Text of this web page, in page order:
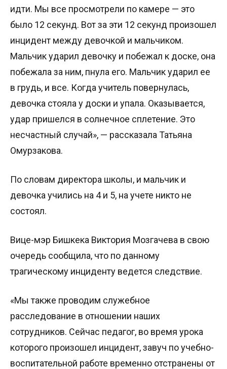
идти. Мы все просмотрели по камере — это
было 12 секунд. Вот за эти 12 секунд произошел
инцидент между девочкой и мальчиком.
Мальчик ударил девочку и побежал к доске, она
побежала за ним, пнула его. Мальчик ударил ее
в грудь, и все. Когда учитель повернулась,
девочка стояла у доски и упала. Оказывается,
удар пришелся в солнечное сплетение. Это
несчастный случай», — рассказала Татьяна
Омурзакова.
По словам директора школы, и мальчик и
девочка учились на 4 и 5, на учете никто не
состоял.
Вице-мэр Бишкека Виктория Мозгачева в свою
очередь сообщила, что по данному
трагическому инциденту ведется следствие.
«Мы также проводим служебное
расследование в отношении наших
сотрудников. Сейчас педагог, во время урока
которого произошел инцидент, завуч по учебно-
воспитательной работе временно отстранены от